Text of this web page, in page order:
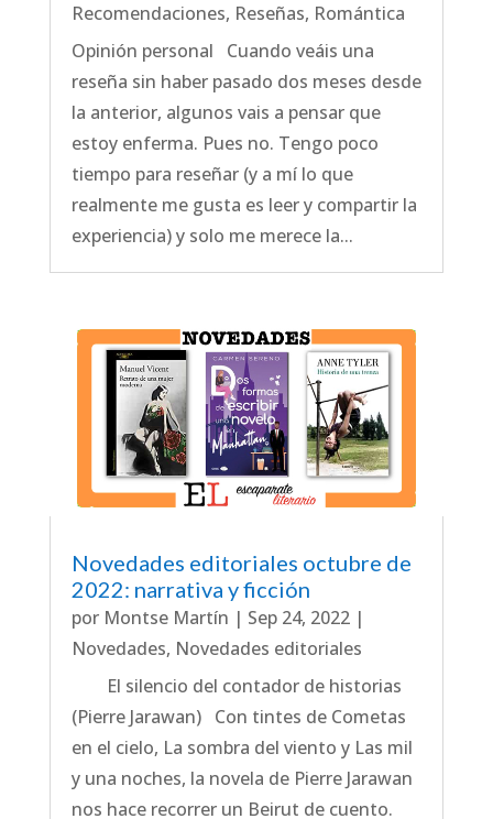
Recomendaciones, Reseñas, Romántica
Opinión personal Cuando veáis una
reseña sin haber pasado dos meses desde
la anterior, algunos vais a pensar que
estoy enferma. Pues no. Tengo poco
tiempo para reseñar (y a mí lo que
realmente me gusta es leer y compartir la
experiencia) y solo me merece la...
Novedades editoriales octubre de
2022: narrativa y ficción
por Montse Martín | Sep 24, 2022|
Novedades, Novedades editoriales
El silencio del contador de historias
(Pierre Jarawan) Con tintes de Cometas
en el cielo, La sombra del viento y Las mil
y una noches, la novela de Pierre Jarawan
nos hace recorrer un Beirut de cuento.